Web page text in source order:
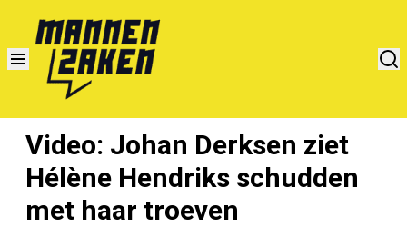
Video: Johan Derksen ziet
Hélène Hendriks schudden
met haar troeven